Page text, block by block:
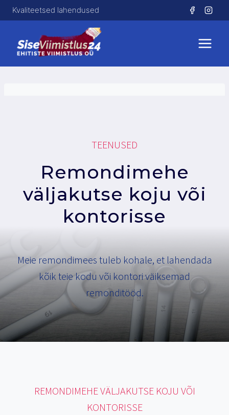
Skip
to
content
Kvaliteetsed lahendused
TEENUSED
Remondimehe
väljakutse koju või
kontorisse
Meie remondimees tuleb kohale, et lahendada
kõik teie kodu või kontori väiksemad
remonditööd.
REMONDIMEHE VÄLJAKUTSE KOJU VÕI
KONTORISSE